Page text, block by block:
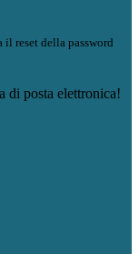
il reset della password
di posta elettronica!